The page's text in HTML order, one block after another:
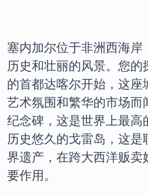
塞内加尔位于非洲西海岸
历史和壮丽的风景。您的
的首都达喀尔开始，这座
艺术氛围和繁华的市场而
纪念碑，这是世界上最高
历史悠久的戈雷岛，这是
界遗产，在跨大西洋贩卖
要作用。